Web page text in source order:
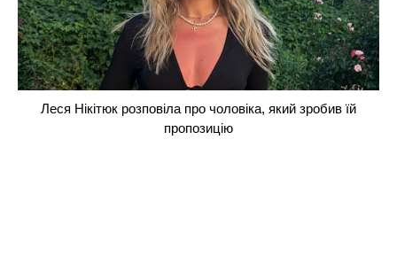
Леся Нікітюк розповіла про чоловіка, який зробив їй
пропозицію